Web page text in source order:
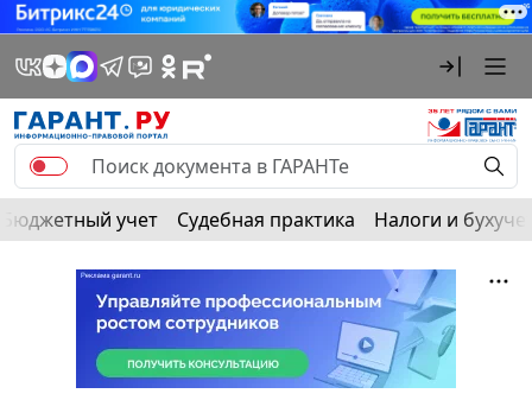
Бюджетный учет Судебная практика Налоги и